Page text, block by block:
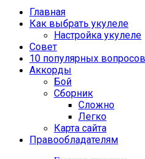
Главная
Как выбрать укулеле
Настройка укулеле
Совет
10 популярных вопросов
Аккорды
Бой
Сборник
Сложно
Легко
Карта сайта
Правообладателям